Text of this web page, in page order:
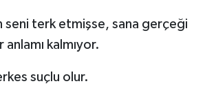
seni terk etmişse, sana gerçeği
kalmıyor.
suçlu olur.